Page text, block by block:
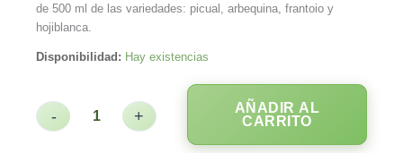
de 500 ml de las variedades: picual, arbequina, frantoio y
hojiblanca.
Disponibilidad: Hay existencias
- +
AÑADIR AL
CARRITO